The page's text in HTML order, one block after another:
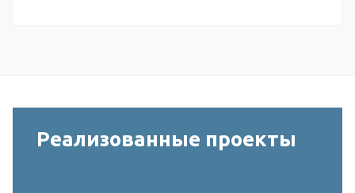
Реализованные проекты